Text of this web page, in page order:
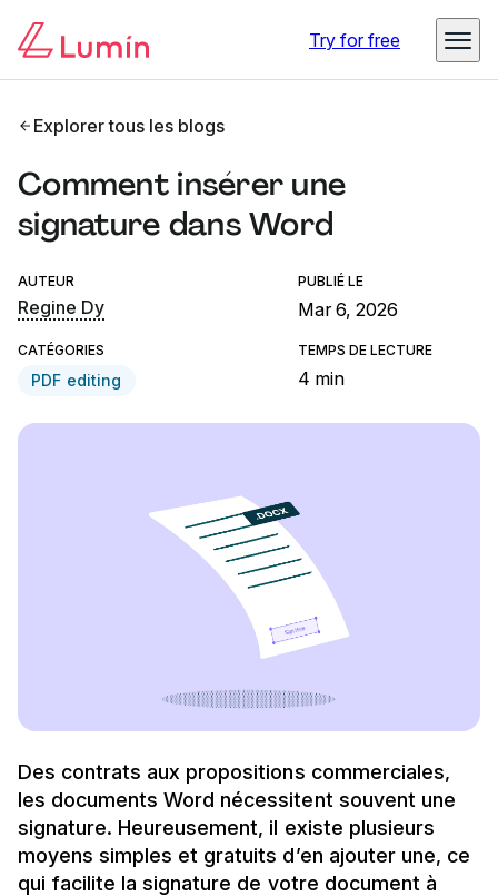
Try for free
Explorer tous les blogs
Comment insérer une
signature dans Word
AUTEUR
Regine Dy
PUBLIÉ LE
Mar 6, 2026
CATÉGORIES
PDF editing
TEMPS DE LECTURE
4 min
Des contrats aux propositions commerciales,
les documents Word nécessitent souvent une
signature. Heureusement, il existe plusieurs
moyens simples et gratuits d’en ajouter une, ce
qui facilite la signature de votre document à